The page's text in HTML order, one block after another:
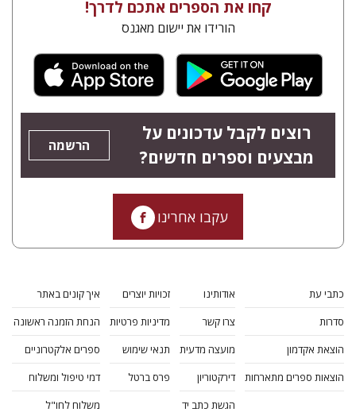
קחו את הספרים אתכם לדרך!
הורידו את יישום מאגנס
רוצים לקבל עדכונים על
מבצעים וספרים חדשים?
הרשמה
עקבו אחרינו
כתבי עת
סדרות
הוצאת אקדמון
הוצאות ספרים מתארחות
אודותינו
צרו קשר
מועצה מדעית
דירקטוריון
הגשת כתב יד
זכויות יוצרים
מדיניות פרטיות
תנאי שימוש
פרס ברטל
איך קונים באתר
הנחת הזמנה ראשונה
ספרים אלקטרוניים
דמי טיפול ומשלוח
משלוח לחו"ל